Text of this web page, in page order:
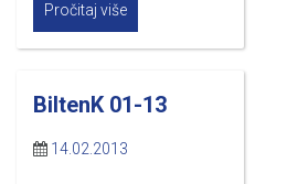
Pročitaj više
BiltenK 01-13
14.02.2013